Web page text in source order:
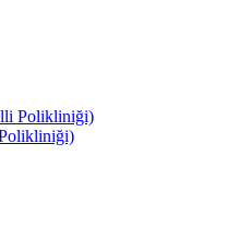
Polikliniği)